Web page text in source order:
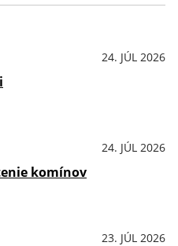
24. JÚL 2026
24. JÚL 2026
komínov
23. JÚL 2026